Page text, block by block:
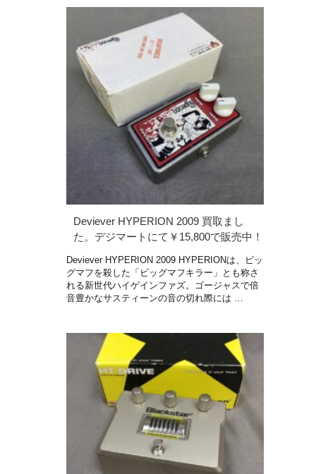
Deviever HYPERION 2009 買取まし
た。デジマートにて￥15,800で販売中！
Deviever HYPERION 2009 HYPERIONは、ビッ
グマフを殺した「ビッグマフキラー」とも称さ
れる新世代ハイゲインファズ。ゴージャスで倍
音豊かなサスティーンの音の切れ際には …